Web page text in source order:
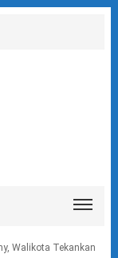
Walikota Tekankan